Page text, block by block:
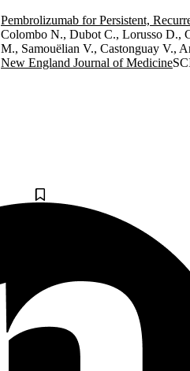
Pembrolizumab for Persistent,
Colombo N., Dubot C., Lorusso D.,
M., Samouëlian V., Castonguay V.,
New England Journal of Medicine